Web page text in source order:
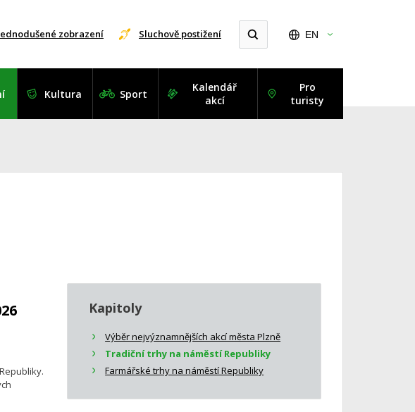
zobrazení Sluchově postižení EN
Kultura Sport
Kalendář
akcí
Pro
turisty
Kapitoly
Výběr nejvýznamnějších akcí města Plzně
Tradiční trhy na náměstí Republiky
Farmářské trhy na náměstí Republiky